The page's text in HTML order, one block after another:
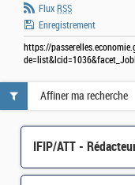
Flux RSS
Enregistrement
https://
Affiner ma recherche